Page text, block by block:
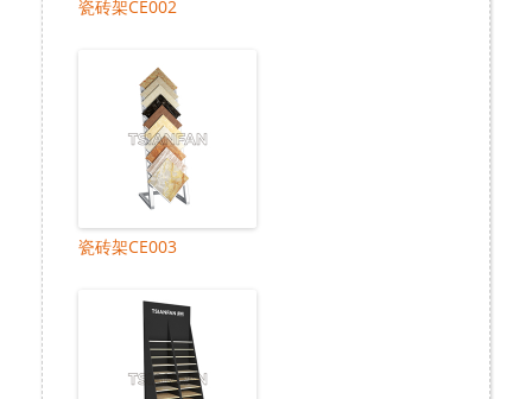
瓷砖架CE002
瓷砖架CE003